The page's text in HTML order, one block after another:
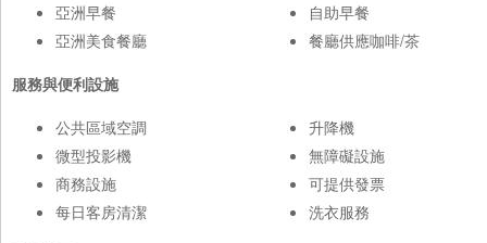
亞洲早餐
亞洲美食餐廳
自助早餐
餐廳供應咖啡/茶
服務與便利設施
公共區域空調
微型投影機
商務設施
每日客房清潔
升降機
無障礙設施
可提供發票
洗衣服務